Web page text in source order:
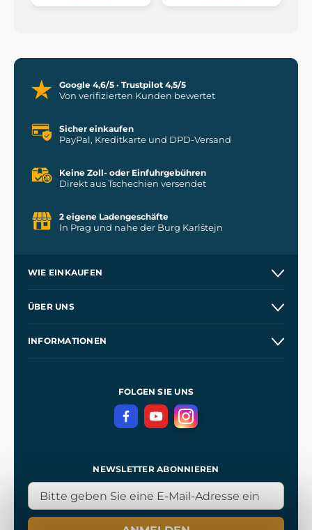
Google 4,6/5 · Trustpilot 4,5/5
Von verifizierten Kunden bewertet
Sicher einkaufen
PayPal, Kreditkarte und DPD-Versand
Keine Zoll- oder Einfuhrgebühren
Direkt aus Tschechien versendet
2 eigene Ladengeschäfte
In Prag und nahe der Burg Karlštejn
WIE EINKAUFEN
Kontakt
ÜBER UNS
INFORMATIONEN
DatenschutzerklärungFOLGEN SIE UNS
NEWSLETTER ABONNIEREN